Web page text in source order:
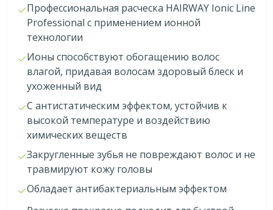
Профессиональная расческа HAIRWAY Ionic Line
Professional с применением ионной
технологии
Ионы способствуют обогащению волос
влагой, придавая волосам здоровый блеск и
ухоженный вид
С антистатическим эффектом, устойчив к
высокой температуре и воздействию
химических веществ
Закругленные зубья не повреждают волос и не
травмируют кожу головы
Обладает антибактериальным эффектом